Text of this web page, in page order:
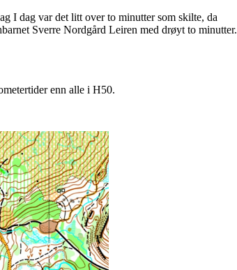
I dag var det litt over to minutter som skilte, da
Sverre Nordgård Leiren med drøyt to minutter.
enn alle i H50.